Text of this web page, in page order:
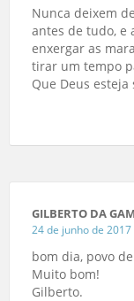
Nunca deixem
antes de tudo, e
enxergar as
tirar um tempo
Que Deus
GILBERTO DA
24 de junho de 2017
bom dia, povo
Muito bom!
Gilberto.